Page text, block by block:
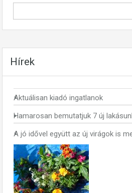
Hírek
Aktuálisan kiadó ingatlanok
Hamarosan bemutatjuk 7 új
A jó idővel együtt az új virágok is